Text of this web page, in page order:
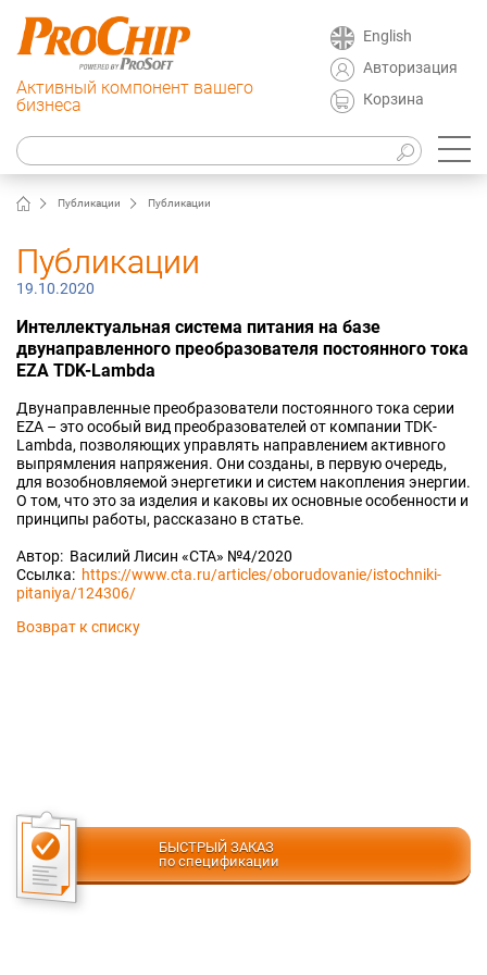
Активный компонент вашего
бизнеса
English
Авторизация
Корзина
Публикации Публикации
БЫСТРЫЙ ЗАКАЗ
по спецификации
Публикации
19.10.2020
Интеллектуальная система питания на базе
двунаправленного преобразователя постоянного тока
EZA TDK-Lambda
Двунаправленные преобразователи постоянного тока серии
EZA – это особый вид преобразователей от компании TDK-
Lambda, позволяющих управлять направлением активного
выпрямления напряжения. Они созданы, в первую очередь,
для возобновляемой энергетики и систем накопления энергии.
О том, что это за изделия и каковы их основные особенности и
принципы работы, рассказано в статье.
Автор: Василий Лисин «СТА» №4/2020
Ссылка: https://www.cta.ru/articles/oborudovanie/istochniki-
pitaniya/124306/
Возврат к списку